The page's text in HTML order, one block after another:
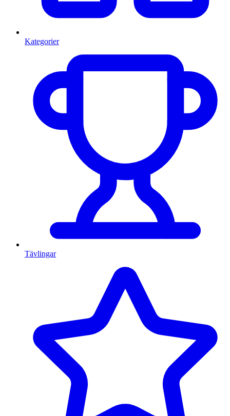
Kategorier
Tävlingar